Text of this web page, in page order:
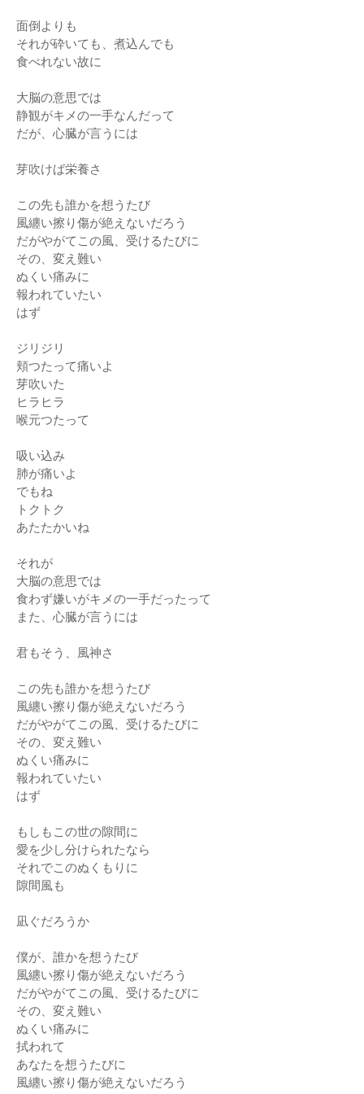
面倒よりも
それが砕いても、煮込んでも
食べれない故に
大脳の意思では
静観がキメの一手なんだって
だが、心臓が言うには
芽吹けば栄養さ
この先も誰かを想うたび
風纏い擦り傷が絶えないだろう
だがやがてこの風、受けるたびに
その、変え難い
ぬくい痛みに
報われていたい
はず
ジリジリ
頬つたって痛いよ
芽吹いた
ヒラヒラ
喉元つたって
吸い込み
肺が痛いよ
でもね
トクトク
あたたかいね
それが
大脳の意思では
食わず嫌いがキメの一手だったって
また、心臓が言うには
君もそう、風神さ
この先も誰かを想うたび
風纏い擦り傷が絶えないだろう
だがやがてこの風、受けるたびに
その、変え難い
ぬくい痛みに
報われていたい
はず
もしもこの世の隙間に
愛を少し分けられたなら
それでこのぬくもりに
隙間風も
凪ぐだろうか
僕が、誰かを想うたび
風纏い擦り傷が絶えないだろう
だがやがてこの風、受けるたびに
その、変え難い
ぬくい痛みに
拭われて
あなたを想うたびに
風纏い擦り傷が絶えないだろう